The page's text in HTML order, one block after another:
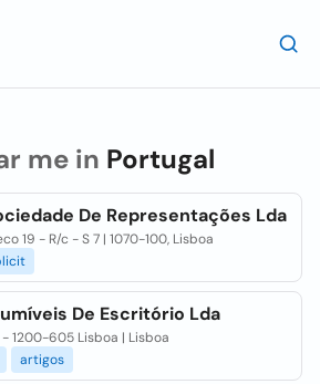
me in Portugal
De Representações Lda
19 - R/c - S 7 | 1070-100, Lisboa
De Escritório Lda
- 1200-605 Lisboa | Lisboa
artigos